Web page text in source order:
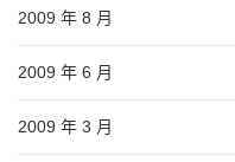
2009 年 8 月
2009 年 6 月
2009 年 3 月